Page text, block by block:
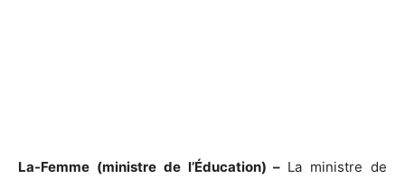
La-Femme (ministre de l’Éducation) – La ministre de